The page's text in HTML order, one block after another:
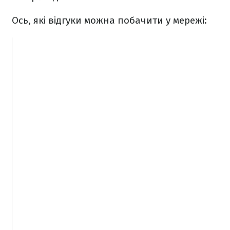
Ось, які відгуки можна побачити у мережі: